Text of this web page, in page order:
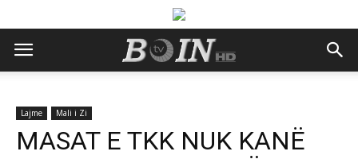
Lajme Mali i Zi
MASAT E TKK NUK KANË